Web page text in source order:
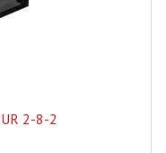
Dj
2-8-2